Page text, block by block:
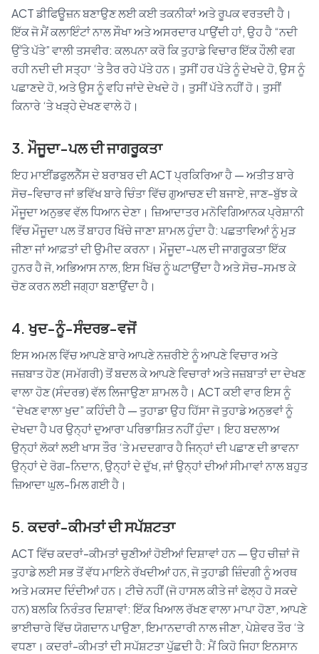
ACT ਡੀਫਿਊਜ਼ਨ ਬਣਾਉਣ ਲਈ ਕਈ ਤਕਨੀਕਾਂ ਅਤੇ ਰੂਪਕ ਵਰਤਦੀ ਹੈ।
ਇੱਕ ਜੋ ਮੈਂ ਕਲਾਇੰਟਾਂ ਨਾਲ ਸੌਖਾ ਅਤੇ ਅਸਰਦਾਰ ਪਾਉਂਦੀ ਹਾਂ, ਉਹ ਹੈ “ਨਦੀ
ਉੱਤੇ ਪੱਤੇ” ਵਾਲੀ ਤਸਵੀਰ: ਕਲਪਨਾ ਕਰੋ ਕਿ ਤੁਹਾਡੇ ਵਿਚਾਰ ਇੱਕ ਹੌਲੀ ਵਗ
ਰਹੀ ਨਦੀ ਦੀ ਸਤ੍ਹਾ ‘ਤੇ ਤੈਰ ਰਹੇ ਪੱਤੇ ਹਨ। ਤੁਸੀਂ ਹਰ ਪੱਤੇ ਨੂੰ ਦੇਖਦੇ ਹੋ, ਉਸ ਨੂੰ
ਪਛਾਣਦੇ ਹੋ, ਅਤੇ ਉਸ ਨੂੰ ਵਹਿ ਜਾਂਦੇ ਦੇਖਦੇ ਹੋ। ਤੁਸੀਂ ਪੱਤੇ ਨਹੀਂ ਹੋ। ਤੁਸੀਂ
ਕਿਨਾਰੇ ‘ਤੇ ਖੜ੍ਹੇ ਦੇਖਣ ਵਾਲੇ ਹੋ।
3. ਮੌਜੂਦਾ-ਪਲ ਦੀ ਜਾਗਰੂਕਤਾ
ਇਹ ਮਾਈਂਡਫੁਲਨੈੱਸ ਦੇ ਬਰਾਬਰ ਦੀ ACT ਪ੍ਰਕਿਰਿਆ ਹੈ — ਅਤੀਤ ਬਾਰੇ
ਸੋਚ-ਵਿਚਾਰ ਜਾਂ ਭਵਿੱਖ ਬਾਰੇ ਚਿੰਤਾ ਵਿੱਚ ਗੁਆਚਣ ਦੀ ਬਜਾਏ, ਜਾਣ-ਬੁੱਝ ਕੇ
ਮੌਜੂਦਾ ਅਨੁਭਵ ਵੱਲ ਧਿਆਨ ਦੇਣਾ। ਜ਼ਿਆਦਾਤਰ ਮਨੋਵਿਗਿਆਨਕ ਪ੍ਰੇਸ਼ਾਨੀ
ਵਿੱਚ ਮੌਜੂਦਾ ਪਲ ਤੋਂ ਬਾਹਰ ਖਿੱਚੇ ਜਾਣਾ ਸ਼ਾਮਲ ਹੁੰਦਾ ਹੈ: ਪਛਤਾਵਿਆਂ ਨੂੰ ਮੁੜ
ਜੀਣਾ ਜਾਂ ਆਫ਼ਤਾਂ ਦੀ ਉਮੀਦ ਕਰਨਾ। ਮੌਜੂਦਾ-ਪਲ ਦੀ ਜਾਗਰੂਕਤਾ ਇੱਕ
ਹੁਨਰ ਹੈ ਜੋ, ਅਭਿਆਸ ਨਾਲ, ਇਸ ਖਿੱਚ ਨੂੰ ਘਟਾਉਂਦਾ ਹੈ ਅਤੇ ਸੋਚ-ਸਮਝ ਕੇ
ਚੋਣ ਕਰਨ ਲਈ ਜਗ੍ਹਾ ਬਣਾਉਂਦਾ ਹੈ।
4. ਖੁਦ-ਨੂੰ-ਸੰਦਰਭ-ਵਜੋਂ
ਇਸ ਅਮਲ ਵਿੱਚ ਆਪਣੇ ਬਾਰੇ ਆਪਣੇ ਨਜ਼ਰੀਏ ਨੂੰ ਆਪਣੇ ਵਿਚਾਰ ਅਤੇ
ਜਜ਼ਬਾਤ ਹੋਣ (ਸਮੱਗਰੀ) ਤੋਂ ਬਦਲ ਕੇ ਆਪਣੇ ਵਿਚਾਰਾਂ ਅਤੇ ਜਜ਼ਬਾਤਾਂ ਦਾ ਦੇਖਣ
ਵਾਲਾ ਹੋਣ (ਸੰਦਰਭ) ਵੱਲ ਲਿਜਾਉਣਾ ਸ਼ਾਮਲ ਹੈ। ACT ਕਈ ਵਾਰ ਇਸ ਨੂੰ
“ਦੇਖਣ ਵਾਲਾ ਖੁਦ” ਕਹਿੰਦੀ ਹੈ — ਤੁਹਾਡਾ ਉਹ ਹਿੱਸਾ ਜੋ ਤੁਹਾਡੇ ਅਨੁਭਵਾਂ ਨੂੰ
ਦੇਖਦਾ ਹੈ ਪਰ ਉਨ੍ਹਾਂ ਦੁਆਰਾ ਪਰਿਭਾਸ਼ਿਤ ਨਹੀਂ ਹੁੰਦਾ। ਇਹ ਬਦਲਾਅ
ਉਨ੍ਹਾਂ ਲੋਕਾਂ ਲਈ ਖਾਸ ਤੌਰ ‘ਤੇ ਮਦਦਗਾਰ ਹੈ ਜਿਨ੍ਹਾਂ ਦੀ ਪਛਾਣ ਦੀ ਭਾਵਨਾ
ਉਨ੍ਹਾਂ ਦੇ ਰੋਗ-ਨਿਦਾਨ, ਉਨ੍ਹਾਂ ਦੇ ਦੁੱਖ, ਜਾਂ ਉਨ੍ਹਾਂ ਦੀਆਂ ਸੀਮਾਵਾਂ ਨਾਲ ਬਹੁਤ
ਜ਼ਿਆਦਾ ਘੁਲ-ਮਿਲ ਗਈ ਹੈ।
5. ਕਦਰਾਂ-ਕੀਮਤਾਂ ਦੀ ਸਪੱਸ਼ਟਤਾ
ACT ਵਿੱਚ ਕਦਰਾਂ-ਕੀਮਤਾਂ ਚੁਣੀਆਂ ਹੋਈਆਂ ਦਿਸ਼ਾਵਾਂ ਹਨ — ਉਹ ਚੀਜ਼ਾਂ ਜੋ
ਤੁਹਾਡੇ ਲਈ ਸਭ ਤੋਂ ਵੱਧ ਮਾਇਨੇ ਰੱਖਦੀਆਂ ਹਨ, ਜੋ ਤੁਹਾਡੀ ਜ਼ਿੰਦਗੀ ਨੂੰ ਅਰਥ
ਅਤੇ ਮਕਸਦ ਦਿੰਦੀਆਂ ਹਨ। ਟੀਚੇ ਨਹੀਂ (ਜੋ ਹਾਸਲ ਕੀਤੇ ਜਾਂ ਫੇਲ੍ਹ ਹੋ ਸਕਦੇ
ਹਨ) ਬਲਕਿ ਨਿਰੰਤਰ ਦਿਸ਼ਾਵਾਂ: ਇੱਕ ਖਿਆਲ ਰੱਖਣ ਵਾਲਾ ਮਾਪਾ ਹੋਣਾ, ਆਪਣੇ
ਭਾਈਚਾਰੇ ਵਿੱਚ ਯੋਗਦਾਨ ਪਾਉਣਾ, ਇਮਾਨਦਾਰੀ ਨਾਲ ਜੀਣਾ, ਪੇਸ਼ੇਵਰ ਤੌਰ ‘ਤੇ
ਵਧਣਾ। ਕਦਰਾਂ-ਕੀਮਤਾਂ ਦੀ ਸਪੱਸ਼ਟਤਾ ਪੁੱਛਦੀ ਹੈ: ਮੈਂ ਕਿਹੋ ਜਿਹਾ ਇਨਸਾਨ